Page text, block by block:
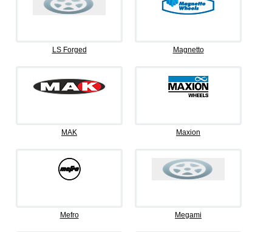
LS Forged Magnetto
MAK Maxion
Mefro Megami